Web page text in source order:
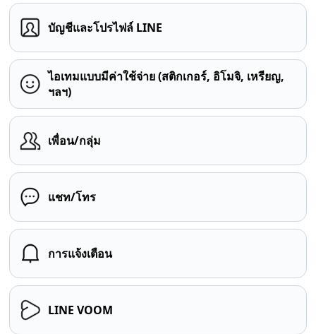
บัญชีและโปรไฟล์ LINE
ไอเทมแบบมีค่าใช้จ่าย (สติกเกอร์, อิโมจิ, เหรียญ,
ฯลฯ)
เพื่อน/กลุ่ม
แชท/โทร
การแจ้งเตือน
LINE VOOM